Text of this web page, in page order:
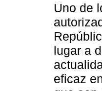
Uno de
lugar a
eficaz